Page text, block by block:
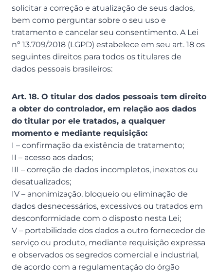
solicitar a correção e atualização de seus dados,
bem como perguntar sobre o seu uso e
tratamento e cancelar seu consentimento. A Lei
nº 13.709/2018 (LGPD) estabelece em seu art. 18 os
seguintes direitos para todos os titulares de
dados pessoais brasileiros:
Art. 18. O titular dos dados pessoais tem direito
a obter do controlador, em relação aos dados
do titular por ele tratados, a qualquer
momento e mediante requisição:
I – confirmação da existência de tratamento;
II – acesso aos dados;
III – correção de dados incompletos, inexatos ou
desatualizados;
IV – anonimização, bloqueio ou eliminação de
dados desnecessários, excessivos ou tratados em
desconformidade com o disposto nesta Lei;
V – portabilidade dos dados a outro fornecedor de
serviço ou produto, mediante requisição expressa
e observados os segredos comercial e industrial,
de acordo com a regulamentação do órgão